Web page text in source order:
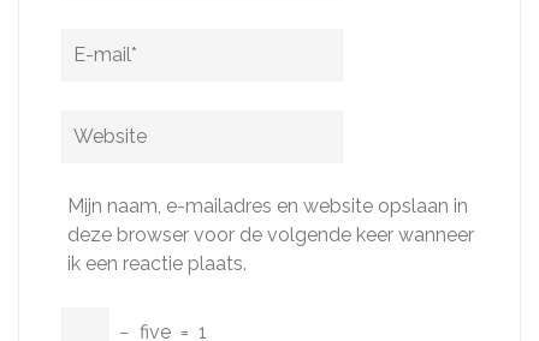
E-
Website
Mijn naam, e-mailadres en website opslaan in
deze browser voor de volgende keer wanneer
ik een reactie plaats.
− five = 1